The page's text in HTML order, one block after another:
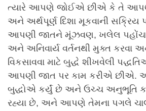
ત્યારે આપણે જોઈએ છીએ કે તે આપણા
અને અર્થપૂર્ણ દિશા મૂકવાની
આપણી જાતને મૂંઝવણ, ખલેલ
અને અનિવાર્ય વર્તનથી મુક્ત કરવા
વિકસાવવા માટે બુદ્ધે શીખવેલી
આપણી જાત પર કામ કરીએ છીએ.
બુદ્ધોએ કર્યું છે અને ઉચ્ચ અનુભૂતિ
રહ્યા છે, અને આપણે તેમના પગલે